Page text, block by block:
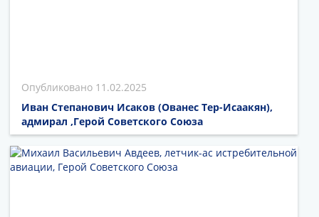
11.02.2025
Иван Степанович Исаков (Ованес Тер-Исаакян),
адмирал ,Герой Советского Союза